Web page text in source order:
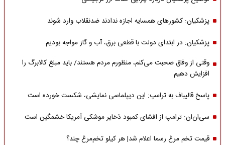
پزشکیان: کشورهای همسایه اجازه ندادند ضدنقلاب وارد شوند
پزشکیان: در ابتدای دولت با قطعی برق، آب و گاز مواجه بودیم
وقتی از وفاق صحبت می‌کنم، منظورم مردم هستند/ باید مبلغ کالابرگ را
افزایش دهیم
پاسخ قالیباف به ترامپ: این دیپلماسی نمایشی، شکست خورده است
سی‌ان‌ان: ترامپ از افشای کمبود ذخایر موشکی آمریکا خشمگین است
قیمت تخم مرغ رسما اعلام شد| هر کیلو تخم‌مرغ چند؟